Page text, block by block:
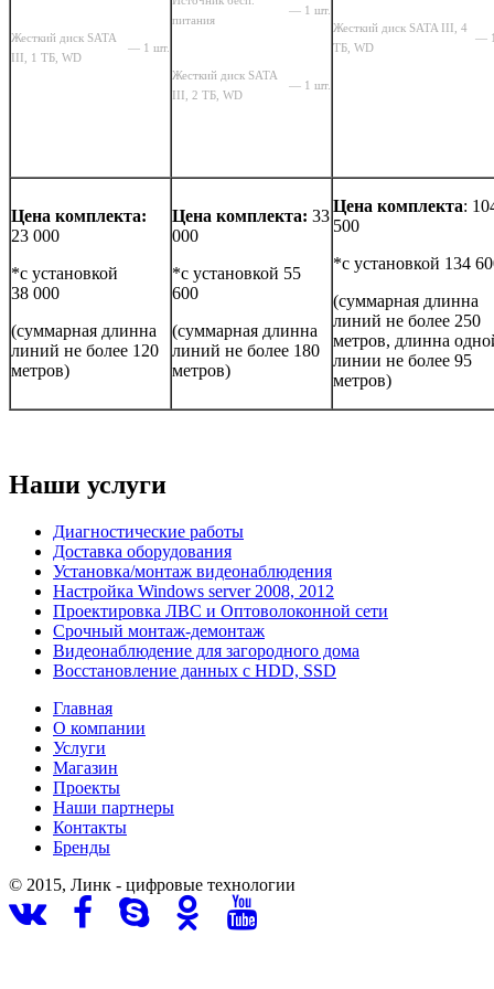
Жесткий диск SATA
III, 1 ТБ, WD
— 1 шт.
питания
— 1 шт.
Жесткий диск SATA
III, 2 ТБ, WD
— 1 шт.
Жесткий диск SATA III, 4
ТБ, WD
—
Цена комплекта:
23 000
*с установкой
38 000
(суммарная длинна
линий не более 120
метров)
Цена комплекта: 33
000
*с установкой 55
600
(суммарная длинна
линий не более 180
метров)
Цена комплекта:
500
*с установкой 134
(суммарная длинна
линий не более 250
метров, длинна
линии не более 95
метров)
Наши услуги
Диагностические работы
Доставка оборудования
Установка/монтаж видеонаблюдения
Настройка Windows server 2008, 2012
Проектировка ЛВС и Оптоволоконной сети
Срочный монтаж-демонтаж
Видеонаблюдение для загородного дома
Восстановление данных с HDD, SSD
Главная
О компании
Услуги
Магазин
Проекты
Наши партнеры
Контакты
Бренды
© 2015, Линк - цифровые технологии